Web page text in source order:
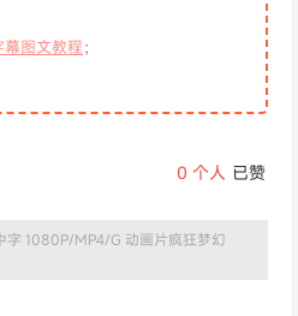
幕图文教程；
0 个人 已赞
字 1080P/MP4/G 动画片疯狂梦幻